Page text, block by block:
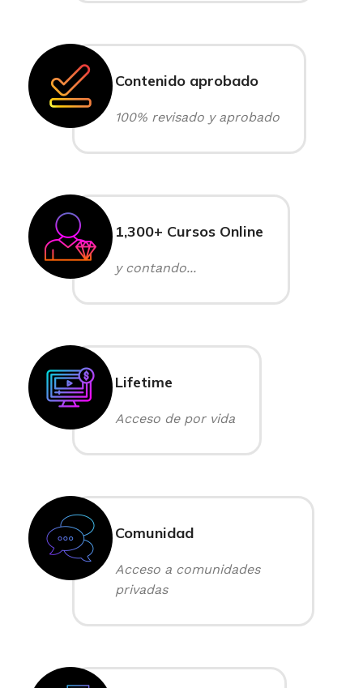
Contenido aprobado
100% revisado y aprobado
1,300+ Cursos Online
y contando...
Lifetime
Acceso de por vida
Comunidad
Acceso a comunidades
privadas